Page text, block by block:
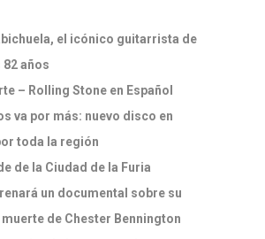
el icónico guitarrista de
años
– Rolling Stone en Español
va por más: nuevo disco en
toda la región
de la Ciudad de la Furia
un documental sobre su
de Chester Bennington